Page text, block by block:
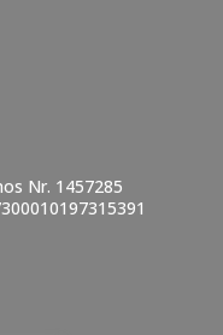
Nr. 1457285